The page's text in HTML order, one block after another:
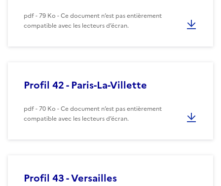
pdf - 79 Ko - Ce document n’est pas entièrement
compatible avec les lecteurs d’écran.
Profil 42 - Paris-La-Villette
pdf - 70 Ko - Ce document n’est pas entièrement
compatible avec les lecteurs d’écran.
Profil 43 - Versailles